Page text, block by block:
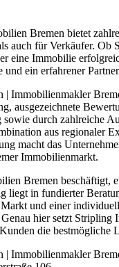
Bremen bietet
auch für Verkäufer. Ob
eine Immobilie
und ein erfahrener
| Immobilienmakler
ausgezeichnete
durch zahlreiche
aus regionaler
macht das
Immobilienmarkt.
Bremen beschäftigt,
liegt in fundierter
und einer
hier setzt Stripling
die bestmögliche
| Immobilienmakler